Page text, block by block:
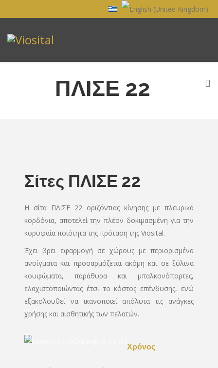
ΠΛΙΣΕ 22
Σίτες ΠΛΙΣΕ 22
Η σίτα ΠΛΙΣΕ 22 οριζόντιας κίνησης με πλευρικά
κορδόνια, αποτελεί την πλέον δοκιμασμένη για την
κορυφαία ποιότητα της πρόταση της Viosital.
Έχει βρει εφαρμογή σε χώρους με περιορισμένα
ανοίγματα και προσαρμόζεται ακόμη και σε ξύλινα
κουφώματα, παράθυρα και μπαλκονόπορτες,
ελαχιστοποιώντας έτσι το κόστος επένδυσης, ενώ
εξακολουθεί να ικανοποιεί απόλυτα τις ανάγκες
χρήσης και αισθητικής των πελατών.
Χρόνος